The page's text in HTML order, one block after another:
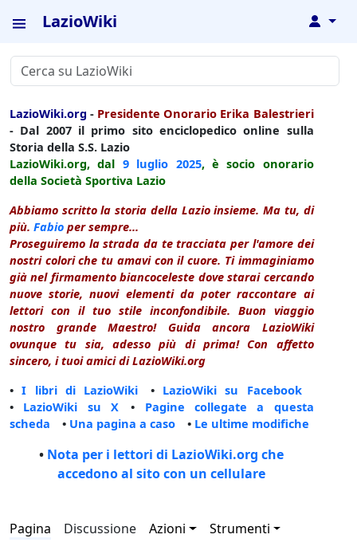
LazioWiki ↓
LazioWiki.org - Presidente Onorario Erika Balestrieri
- Dal 2007 il primo sito enciclopedico online sulla
Storia della S.S. Lazio
LazioWiki.org, dal 9 luglio 2025, è socio onorario
della Società Sportiva Lazio
Abbiamo scritto la storia della Lazio insieme. Ma tu, di
più. Fabio per sempre...
Proseguiremo la strada da te tracciata per l'amore dei
nostri colori che tu amavi con il cuore. Ti immaginiamo
già nel firmamento biancoceleste dove starai cercando
nuove storie, nuovi elementi da poter raccontare ai
lettori con il tuo stile inconfondibile. Buon viaggio
nostro grande Maestro! Guida ancora LazioWiki
ovunque tu sia, adesso più di prima! Con affetto
sincero, i tuoi amici di LazioWiki.org
•I libri di LazioWiki • LazioWiki su Facebook
• LazioWiki su X • Pagine collegate a questa
scheda • Una pagina a caso • Le ultime modifiche
• Nota per i lettori di LazioWiki.org che
accedono al sito con un cellulare
Pagina Discussione Azioni Strumenti